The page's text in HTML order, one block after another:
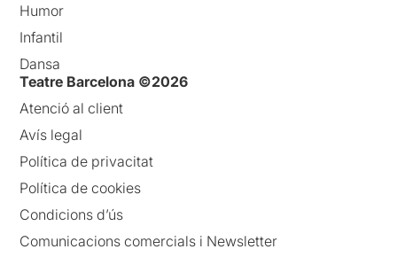
Humor
Infantil
Dansa
Teatre Barcelona ©2026
Atenció al client
Avís legal
Política de privacitat
Política de cookies
Condicions d’ús
Comunicacions comercials i Newsletter